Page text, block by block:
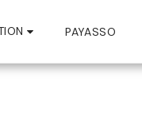
PAYASSO